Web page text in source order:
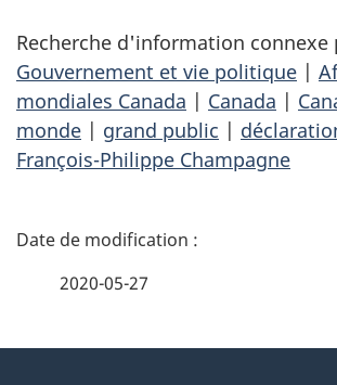
Recherche d'information connexe
Gouvernement et vie politique |
mondiales Canada | Canada |
monde | grand public |
François-Philippe Champagne
D
2020-05-27